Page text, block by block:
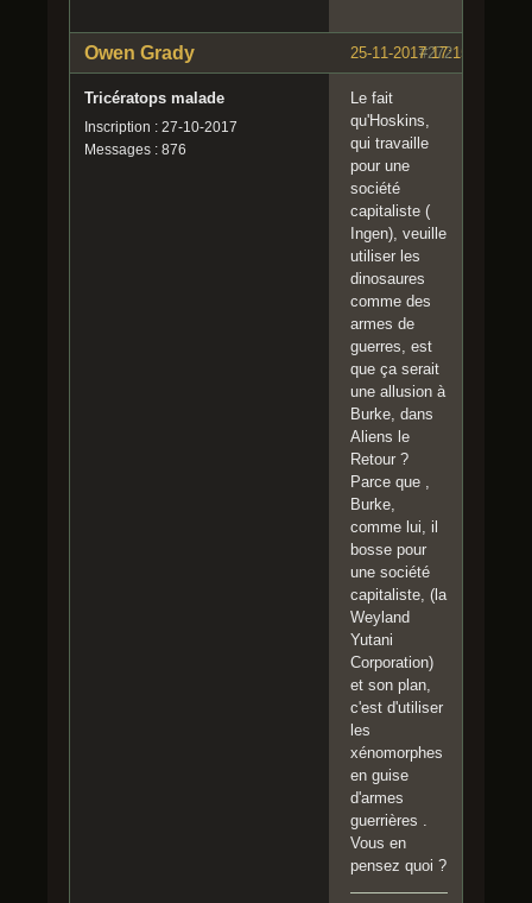
#272
25-11-2017 17:15:53
Owen Grady
Tricératops malade
Inscription : 27-10-2017
Messages : 876
Le fait
qu'Hoskins,
qui travaille
pour une
société
capitaliste (
Ingen), veuille
utiliser les
dinosaures
comme des
armes de
guerres, est
que ça serait
une allusion à
Burke, dans
Aliens le
Retour ?
Parce que ,
Burke,
comme lui, il
bosse pour
une société
capitaliste, (la
Weyland
Yutani
Corporation)
et son plan,
c'est d'utiliser
les
xénomorphes
en guise
d'armes
guerrières .
Vous en
pensez quoi ?